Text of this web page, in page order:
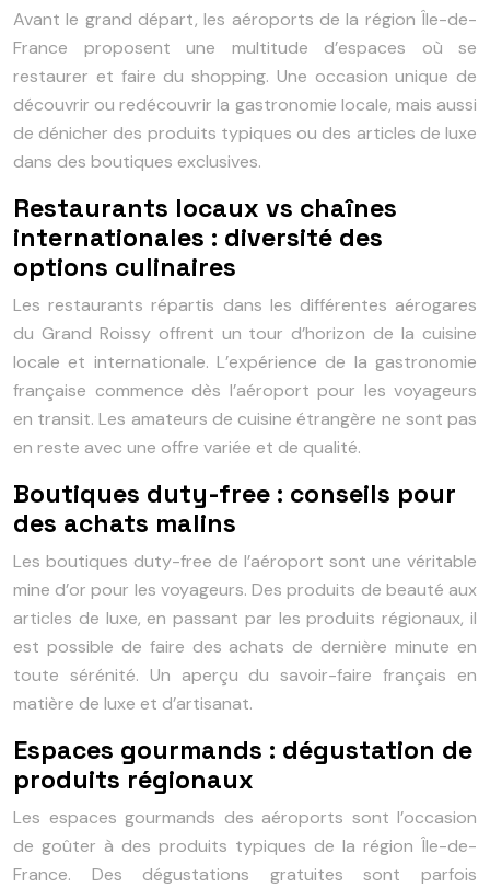
Avant le grand départ, les aéroports de la région Île-de-
France proposent une multitude d’espaces où se
restaurer et faire du shopping. Une occasion unique de
découvrir ou redécouvrir la gastronomie locale, mais aussi
de dénicher des produits typiques ou des articles de luxe
dans des boutiques exclusives.
Restaurants locaux vs chaînes
internationales : diversité des
options culinaires
Les restaurants répartis dans les différentes aérogares
du Grand Roissy offrent un tour d’horizon de la cuisine
locale et internationale. L’expérience de la gastronomie
française commence dès l’aéroport pour les voyageurs
en transit. Les amateurs de cuisine étrangère ne sont pas
en reste avec une offre variée et de qualité.
Boutiques duty-free : conseils pour
des achats malins
Les boutiques duty-free de l’aéroport sont une véritable
mine d’or pour les voyageurs. Des produits de beauté aux
articles de luxe, en passant par les produits régionaux, il
est possible de faire des achats de dernière minute en
toute sérénité. Un aperçu du savoir-faire français en
matière de luxe et d’artisanat.
Espaces gourmands : dégustation de
produits régionaux
Les espaces gourmands des aéroports sont l’occasion
de goûter à des produits typiques de la région Île-de-
France. Des dégustations gratuites sont parfois